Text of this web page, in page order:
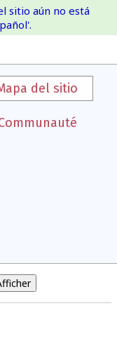
sitio aún no está
del sitio